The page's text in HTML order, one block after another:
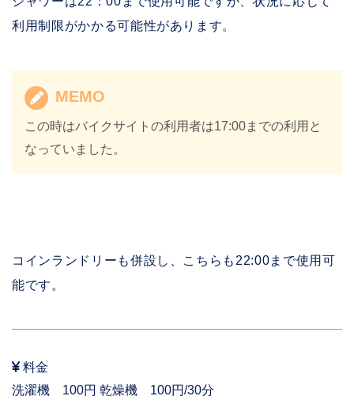
利用制限がかかる可能性があります。
MEMO
この時はバイクサイトの利用者は17:00までの利用と
なっていました。
コインランドリーも併設し、こちらも22:00まで使用可
能です。
料金
洗濯機 100円 乾燥機 100円/30分